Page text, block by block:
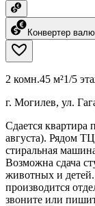
Конвертер
2 комн.45 м²1/5
г. Могилев, ул.
Сдается квартира
августа). Рядом
стиральная
Возможна сдача
животных и
производится
звоните или